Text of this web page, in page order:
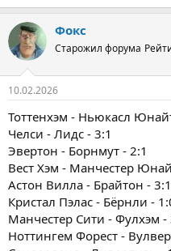
Фокс
Старожил форума
10.02.2026
Тоттенхэм - Ньюкасл
Челси - Лидс - 3:1
Эвертон - Борнмут - 2:1
Вест Хэм - Манчестер
Астон Вилла - Брайтон - 3:1
Кристал Пэлас - Бёрнли -
Манчестер Сити - Фулхэм -
Ноттингем Форест -